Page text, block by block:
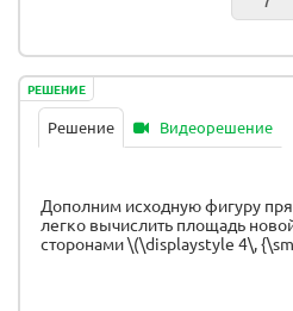
РЕШЕНИЕ
Решение Видеорешение
Дополним исходную фигуру
легко вычислить площадь
сторонами \(\displaystyle 4\,